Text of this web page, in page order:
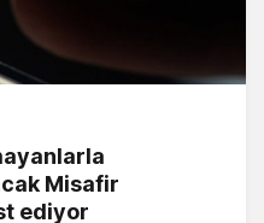
Misafir
ediyor